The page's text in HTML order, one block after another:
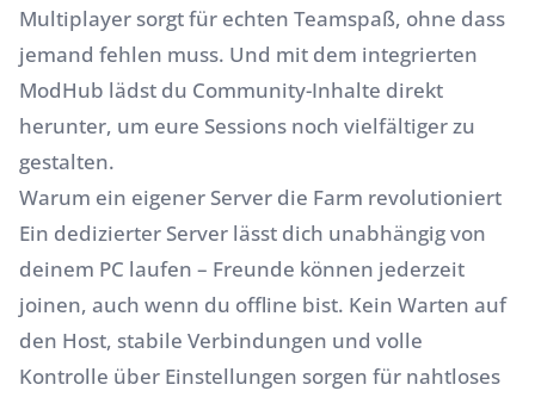
Multiplayer sorgt für echten Teamspaß, ohne dass
jemand fehlen muss. Und mit dem integrierten
ModHub lädst du Community-Inhalte direkt
herunter, um eure Sessions noch vielfältiger zu
gestalten.
Warum ein eigener Server die Farm revolutioniert
Ein dedizierter Server lässt dich unabhängig von
deinem PC laufen – Freunde können jederzeit
joinen, auch wenn du offline bist. Kein Warten auf
den Host, stabile Verbindungen und volle
Kontrolle über Einstellungen sorgen für nahtloses